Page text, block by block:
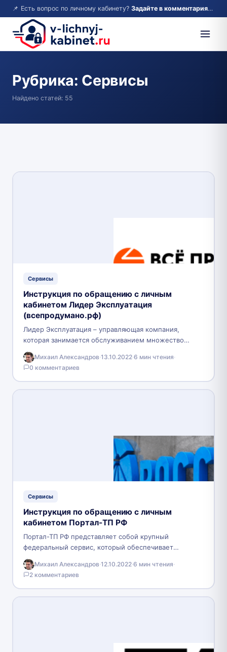
📌 Есть вопрос по личному кабинету? Задайте в комментариях — ответим!
Рубрика: Сервисы
Найдено статей: 55
Сервисы
Инструкция по обращению с личным
кабинетом Лидер Эксплуатация
(всепродумано.рф)
Лидер Эксплуатация – управляющая компания,
которая занимается обслуживанием множество
жилых комплексов. Рассматриваемая организация
обеспечивает клиентам не только подключение и
постоянный доступ к…
Михаил Александров·13.10.2022·6 мин чтения·
0 комментариев
Сервисы
Инструкция по обращению с личным
кабинетом Портал-ТП РФ
Портал-ТП РФ представляет собой крупный
федеральный сервис, который обеспечивает
доступом к энергетическим ресурсам
многочисленные города и регионы России. На
данный момент это…
Михаил Александров·12.10.2022·6 мин чтения·
2 комментариев